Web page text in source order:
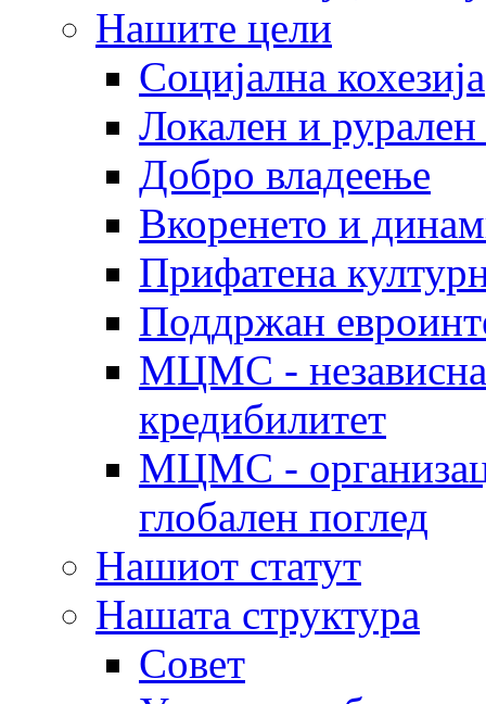
Нашите цели
Социјална кохезија
Локален и рурален
Добро владеење
Вкоренето и
Прифатена
Поддржан
МЦМС - независна
кредибилитет
МЦМС -
глобален поглед
Нашиот статут
Нашата структура
Совет